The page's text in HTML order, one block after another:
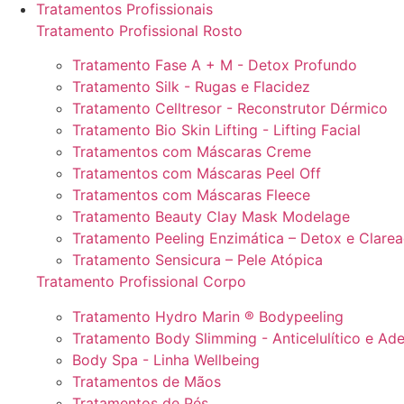
Tratamentos Profissionais
Tratamento Profissional Rosto
Tratamento Fase A + M - Detox Profundo
Tratamento Silk - Rugas e Flacidez
Tratamento Celltresor - Reconstrutor Dérmico
Tratamento Bio Skin Lifting - Lifting Facial
Tratamentos com Máscaras Creme
Tratamentos com Máscaras Peel Off
Tratamentos com Máscaras Fleece
Tratamento Beauty Clay Mask Modelage
Tratamento Peeling Enzimática – Detox e
Tratamento Sensicura – Pele Atópica
Tratamento Profissional Corpo
Tratamento Hydro Marin ® Bodypeeling
Tratamento Body Slimming - Anticelulítico e
Body Spa - Linha Wellbeing
Tratamentos de Mãos